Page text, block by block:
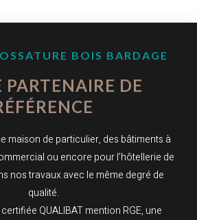
BOIS BARDAGE
PARTENAIRE DE
maison de particulier, des bâtiments à
ou encore pour l’hôtellerie de
nos travaux avec le même degré de
qualité.
QUALIBAT mention RGE, une